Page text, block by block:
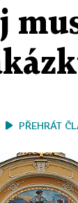
PŘEHRÁT